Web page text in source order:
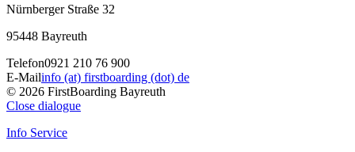
Nürnberger Straße 32
95448 Bayreuth
Telefon0921 210 76 900
E-Mailinfo (at) firstboarding (dot) de
© 2026 FirstBoarding Bayreuth
Close dialogue
Info Service